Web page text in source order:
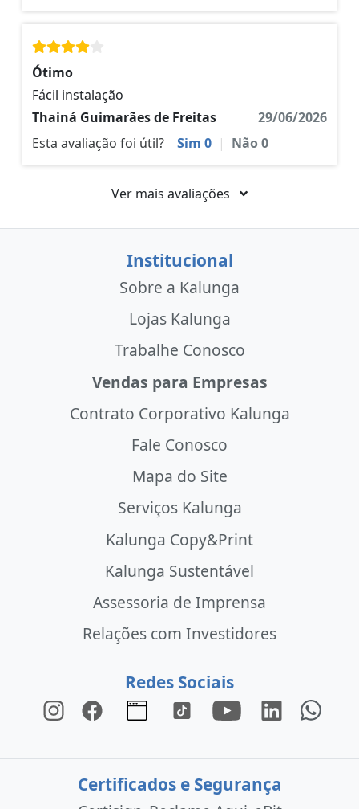
Ótimo
Fácil instalação
Thainá Guimarães de Freitas
29/06/2026
Esta avaliação foi útil?
Sim 0 | Não0
Ver mais avaliações
Institucional
Sobre a Kalunga
Lojas Kalunga
Trabalhe Conosco
Vendas para Empresas
Contrato Corporativo Kalunga
Fale Conosco
Mapa do Site
Serviços Kalunga
Kalunga Copy&Print
Kalunga Sustentável
Assessoria de Imprensa
Relações com Investidores
Redes Sociais
Certificados e Segurança